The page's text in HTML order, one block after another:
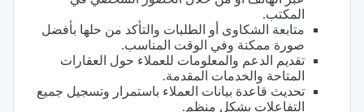
المكتب.
متابعة الشكاوى أو الطلبات والتأكد من حلها بأفضل
صورة ممكنة وفي الوقت المناسب.
تقديم الدعم والمعلومات للعملاء حول العقارات
المتاحة والخدمات المقدمة.
تحديث قاعدة بيانات العملاء باستمرار وتسجيل جميع
التفاعلات بشكل منظم.